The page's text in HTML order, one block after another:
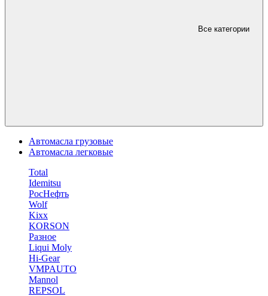
Все категории
Автомасла грузовые
Автомасла легковые
Total
Idemitsu
РосНефть
Wolf
Kixx
KORSON
Разное
Liqui Moly
Hi-Gear
VMPAUTO
Mannol
REPSOL